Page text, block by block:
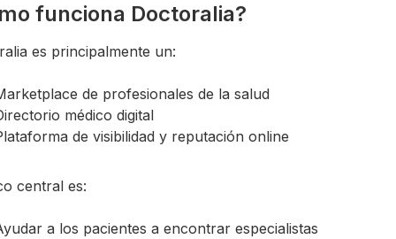
funciona Doctoralia?
es principalmente un:
de profesionales de la salud
médico digital
de visibilidad y reputación online
central es:
a los pacientes a encontrar especialistas